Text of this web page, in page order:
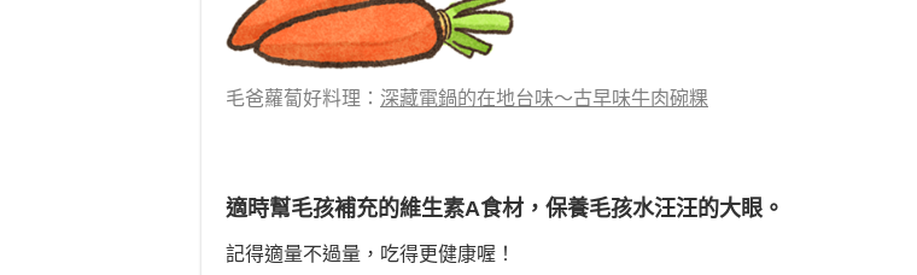
毛爸蘿蔔好料理： 深藏電鍋的在地台味～古早味牛肉碗粿
適時幫毛孩補充的維生素A食材，保養毛孩水汪汪的大眼。
記得適量不過量，吃得更健康喔！